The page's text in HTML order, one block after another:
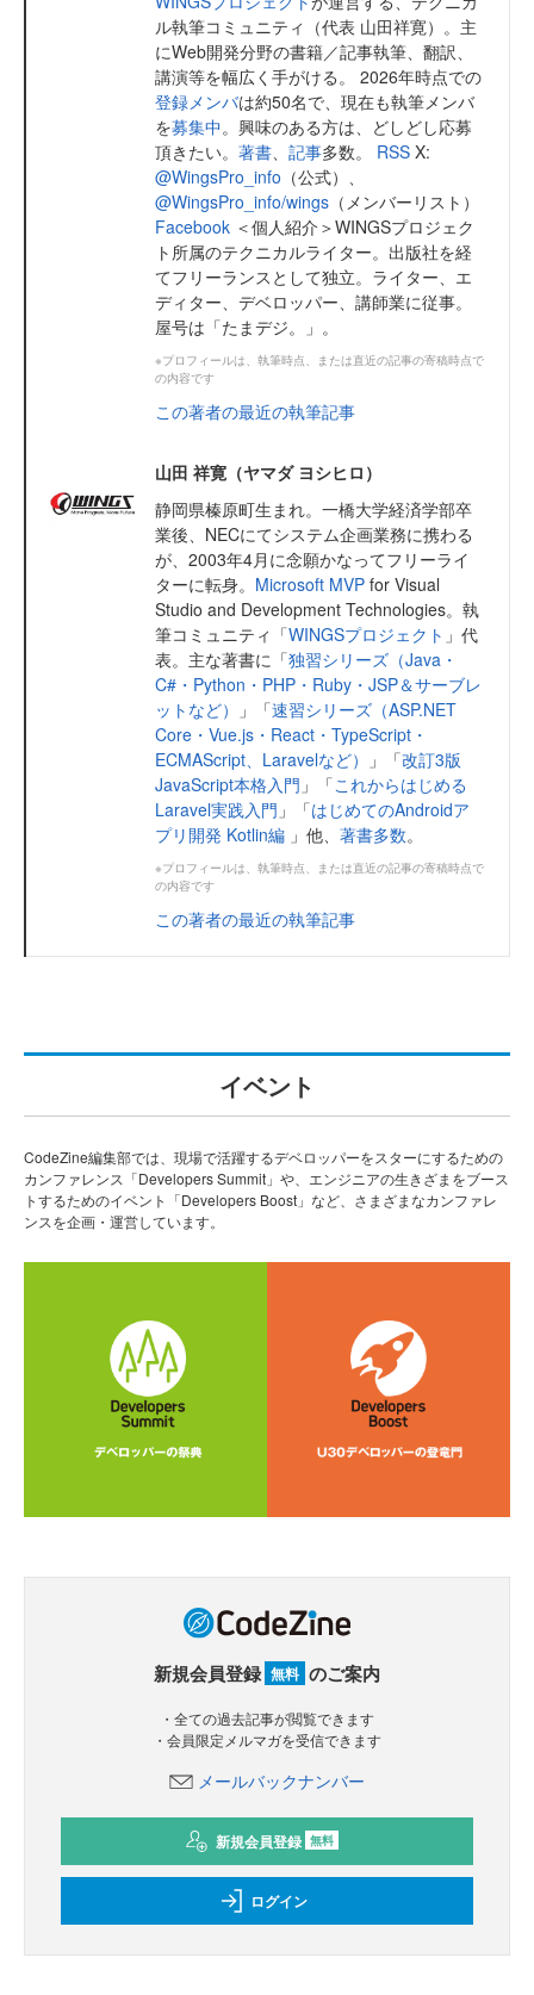
ル執筆コミュニティ（代表 山田祥寛）。主
にWeb開発分野の書籍／記事執筆、翻訳、
講演等を幅広く手がける。 2026年時点での
登録メンバは約50名で、現在も執筆メンバ
を募集中。興味のある方は、どしどし応募
頂きたい。 著書、 記事多数。 RSS X:
@WingsPro_info （公式）、
@WingsPro_info/wings （メンバーリスト）
Facebook ＜個人紹介＞WINGSプロジェク
ト所属のテクニカルライター。出版社を経
てフリーランスとして独立。ライター、エ
ディター、デベロッパー、講師業に従事。
屋号は「たまデジ。」。
※プロフィールは、執筆時点、または直近の記事の寄稿時点で
の内容です
この著者の最近の執筆記事
山田 祥寛（ヤマダ ヨシヒロ）
静岡県榛原町生まれ。一橋大学経済学部卒
業後、NECにてシステム企画業務に携わる
が、2003年4月に念願かなってフリーライ
ターに転身。 Microsoft MVP for Visual
Studio and Development Technologies。執
筆コミュニティ「WINGSプロジェクト 」代
表。主な著書に「独習シリーズ（Java・
C#・Python・PHP・Ruby・JSP＆サーブレ
ットなど）
」「速習シリーズ（ASP.NET
Core・Vue.js・React・TypeScript・
ECMAScript、Laravelなど）
」「改訂3版
JavaScript本格入門 」「これからはじめる
Laravel実践入門 」「はじめてのAndroidア
プリ開発 Kotlin編 」他、 著書多数。
※プロフィールは、執筆時点、または直近の記事の寄稿時点で
の内容です
この著者の最近の執筆記事
イベント
CodeZine編集部では、現場で活躍するデベロッパーをスターにするための
カンファレンス「Developers Summit」や、エンジニアの生きざまをブース
トするためのイベント「Developers Boost」など、さまざまなカンファレ
ンスを企画・運営しています。
新規会員登録 無料 のご案内
・全ての過去記事が閲覧できます
・会員限定メルマガを受信できます
メールバックナンバー
新規会員登録 無料
ログイン